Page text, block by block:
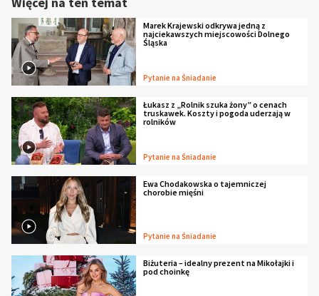
Marek Krajewski odkrywa jedną z
najciekawszych miejscowości Dolnego
Śląska
Pytanie na Śniadanie
Łukasz z „Rolnik szuka żony” o cenach
truskawek. Koszty i pogoda uderzają w
rolników
Pytanie na Śniadanie
Ewa Chodakowska o tajemniczej
chorobie mięśni
Pytanie na Śniadanie
Biżuteria – idealny prezent na Mikołajki i
pod choinkę